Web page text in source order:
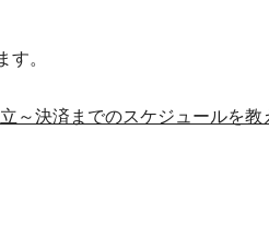
す。
～決済までのスケジュールを教